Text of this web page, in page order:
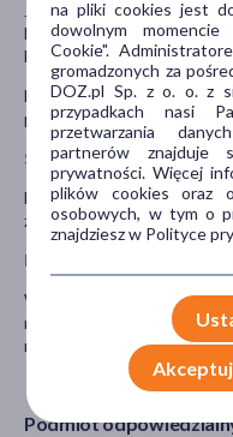
Podmiot
Jeśli pacjentka jest w ciąży
być w ciąży lub gdy planuje
lekarza lub farmaceuty
Decyzję o stosowaniu leku
podejmuje lekarz.
Stosowanie leku u dzieci i
Nie należy stosować leku u
życia.
Prowadzenie pojazdów i
W przypadku wystąpienia
należy prowadzić pojazdów
maszyn.
na pliki cookies jest
dowolnym
Cookie".
gromadzonych za
DOZ.pl Sp. z o. o. z
przypadkach nasi
przetwarzania
partnerów znajduje
prywatności. Więcej
plików cookies oraz
osobowych, w tym o
znajdziesz w Polityce